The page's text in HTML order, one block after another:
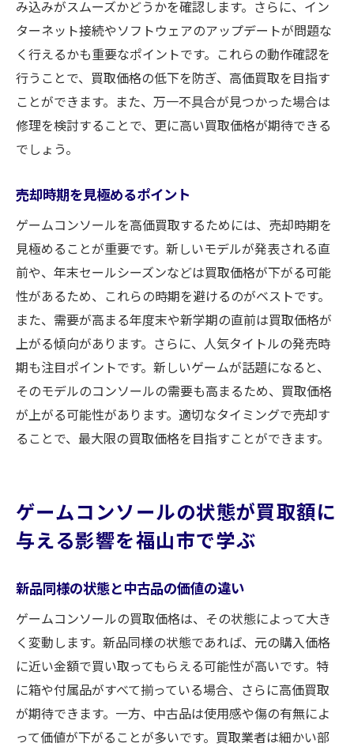
策定
み込みがスムーズかどうかを確認します。さらに、イン
ターネット接続やソフトウェアのアップデートが問題な
く行えるかも重要なポイントです。これらの動作確認を
行うことで、買取価格の低下を防ぎ、高価買取を目指す
ことができます。また、万一不具合が見つかった場合は
修理を検討することで、更に高い買取価格が期待できる
でしょう。
売却時期を見極めるポイント
ゲームコンソールを高価買取するためには、売却時期を
見極めることが重要です。新しいモデルが発表される直
前や、年末セールシーズンなどは買取価格が下がる可能
性があるため、これらの時期を避けるのがベストです。
また、需要が高まる年度末や新学期の直前は買取価格が
上がる傾向があります。さらに、人気タイトルの発売時
期も注目ポイントです。新しいゲームが話題になると、
そのモデルのコンソールの需要も高まるため、買取価格
が上がる可能性があります。適切なタイミングで売却す
ることで、最大限の買取価格を目指すことができます。
ゲームコンソールの状態が買取額に
与える影響を福山市で学ぶ
新品同様の状態と中古品の価値の違い
ゲームコンソールの買取価格は、その状態によって大き
く変動します。新品同様の状態であれば、元の購入価格
に近い金額で買い取ってもらえる可能性が高いです。特
に箱や付属品がすべて揃っている場合、さらに高価買取
が期待できます。一方、中古品は使用感や傷の有無によ
って価値が下がることが多いです。買取業者は細かい部